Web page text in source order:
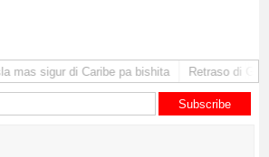
mas sigur di Caribe pa bishita Retraso di
Subscribe